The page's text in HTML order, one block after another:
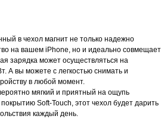
в чехол магнит не только надежно
на вашем iPhone, но и идеально совмещает
зарядка может осуществляться на
А вы можете с легкостью снимать и
в любой момент.
мягкий и приятный на ощупь
Soft-Touch, этот чехол будет дарить
каждый день.